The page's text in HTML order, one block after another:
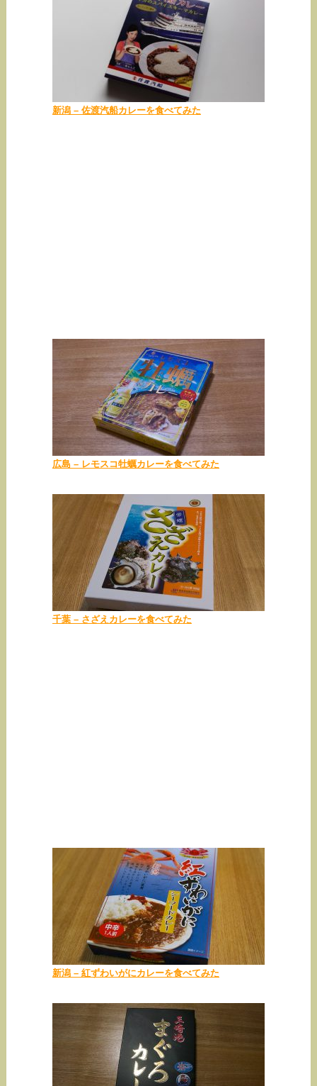
新潟 – 佐渡汽船カレーを食べてみた
広島 – レモスコ牡蠣カレーを食べてみた
千葉 – さざえカレーを食べてみた
新潟 – 紅ずわいがにカレーを食べてみた